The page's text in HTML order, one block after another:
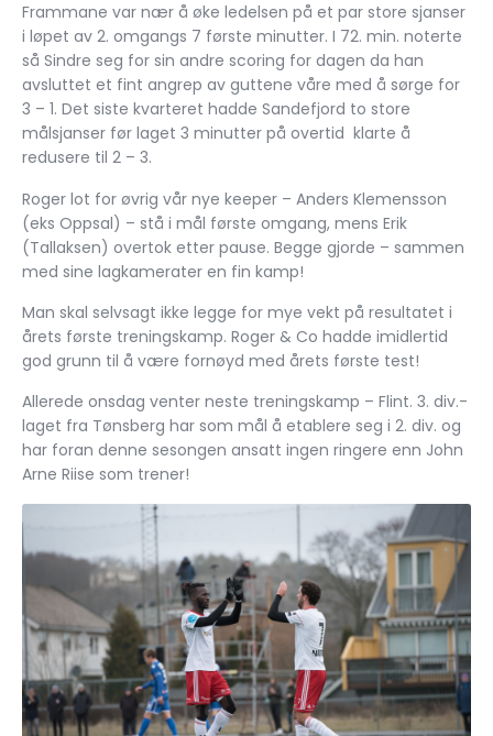
Frammane var nær å øke ledelsen på et par store sjanser
i løpet av 2. omgangs 7 første minutter. I 72. min. noterte
så Sindre seg for sin andre scoring for dagen da han
avsluttet et fint angrep av guttene våre med å sørge for
3 – 1. Det siste kvarteret hadde Sandefjord to store
målsjanser før laget 3 minutter på overtid klarte å
redusere til 2 – 3.
Roger lot for øvrig vår nye keeper – Anders Klemensson
(eks Oppsal) – stå i mål første omgang, mens Erik
(Tallaksen) overtok etter pause. Begge gjorde – sammen
med sine lagkamerater en fin kamp!
Man skal selvsagt ikke legge for mye vekt på resultatet i
årets første treningskamp. Roger & Co hadde imidlertid
god grunn til å være fornøyd med årets første test!
Allerede onsdag venter neste treningskamp – Flint. 3. div.-
laget fra Tønsberg har som mål å etablere seg i 2. div. og
har foran denne sesongen ansatt ingen ringere enn John
Arne Riise som trener!